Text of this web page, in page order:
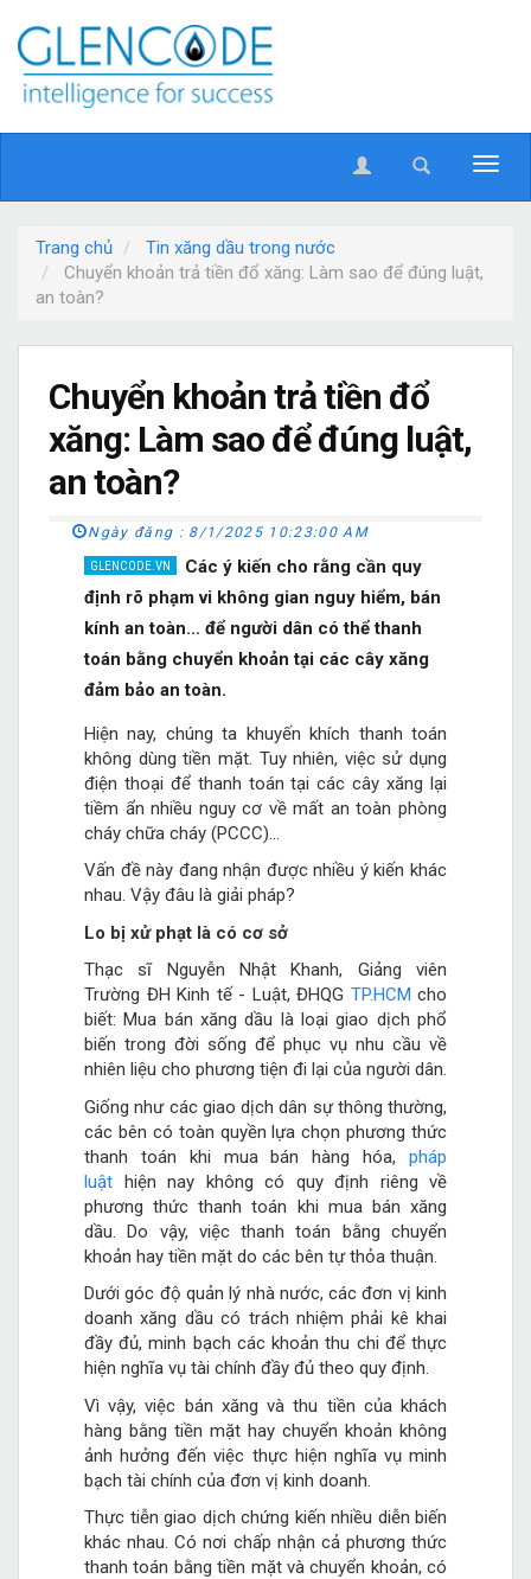
Trang chủ
Tin xăng dầu trong nước
Chuyển khoản trả tiền đổ xăng: Làm sao để đúng luật,
an toàn?
Chuyển khoản trả tiền đổ
xăng: Làm sao để đúng luật,
an toàn?
Ngày đăng : 8/1/2025 10:23:00 AM
Các ý kiến cho rằng cần quy
định rõ phạm vi không gian nguy hiểm, bán
kính an toàn... để người dân có thể thanh
toán bằng chuyển khoản tại các cây xăng
đảm bảo an toàn.
Hiện nay, chúng ta khuyến khích thanh toán
không dùng tiền mặt. Tuy nhiên, việc sử dụng
điện thoại để thanh toán tại các cây xăng lại
tiềm ẩn nhiều nguy cơ về mất an toàn phòng
cháy chữa cháy (PCCC)…
Vấn đề này đang nhận được nhiều ý kiến khác
nhau. Vậy đâu là giải pháp?
Lo bị xử phạt là có cơ sở
Thạc sĩ Nguyễn Nhật Khanh, Giảng viên
Trường ĐH Kinh tế - Luật, ĐHQG TP.HCM cho
biết: Mua bán xăng dầu là loại giao dịch phổ
biến trong đời sống để phục vụ nhu cầu về
nhiên liệu cho phương tiện đi lại của người dân.
Giống như các giao dịch dân sự thông thường,
các bên có toàn quyền lựa chọn phương thức
thanh toán khi mua bán hàng hóa, pháp
luật hiện nay không có quy định riêng về
phương thức thanh toán khi mua bán xăng
dầu. Do vậy, việc thanh toán bằng chuyển
khoản hay tiền mặt do các bên tự thỏa thuận.
Dưới góc độ quản lý nhà nước, các đơn vị kinh
doanh xăng dầu có trách nhiệm phải kê khai
đầy đủ, minh bạch các khoản thu chi để thực
hiện nghĩa vụ tài chính đầy đủ theo quy định.
Vì vậy, việc bán xăng và thu tiền của khách
hàng bằng tiền mặt hay chuyển khoản không
ảnh hưởng đến việc thực hiện nghĩa vụ minh
bạch tài chính của đơn vị kinh doanh.
Thực tiễn giao dịch chứng kiến nhiều diễn biến
khác nhau. Có nơi chấp nhận cả phương thức
thanh toán bằng tiền mặt và chuyển khoản, có